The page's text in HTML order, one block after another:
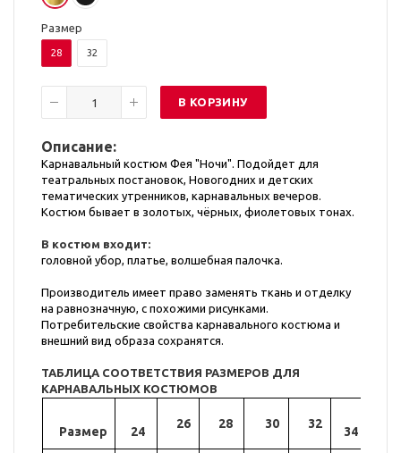
Размер
28 32
В КОРЗИНУ
Описание:
Карнавальный костюм Фея "Ночи". Подойдет для
театральных постановок, Новогодних и детских
тематических утренников, карнавальных вечеров.
Костюм бывает в золотых, чёрных, фиолетовых тонах.
В костюм входит:
головной убор, платье, волшебная палочка.
Производитель имеет право заменять ткань и отделку
на равнозначную, с похожими рисунками.
Потребительские свойства карнавального костюма и
внешний вид образа сохранятся.
ТАБЛИЦА СООТВЕТСТВИЯ РАЗМЕРОВ ДЛЯ
КАРНАВАЛЬНЫХ КОСТЮМОВ
Размер 24
26 28 30 32
34